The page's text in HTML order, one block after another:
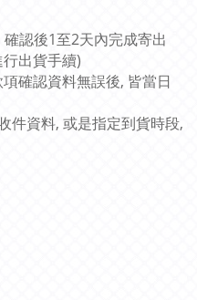
認後1至2天內完成寄出
出貨手續)
確認資料無誤後, 皆當日
件資料, 或是指定到貨時段,